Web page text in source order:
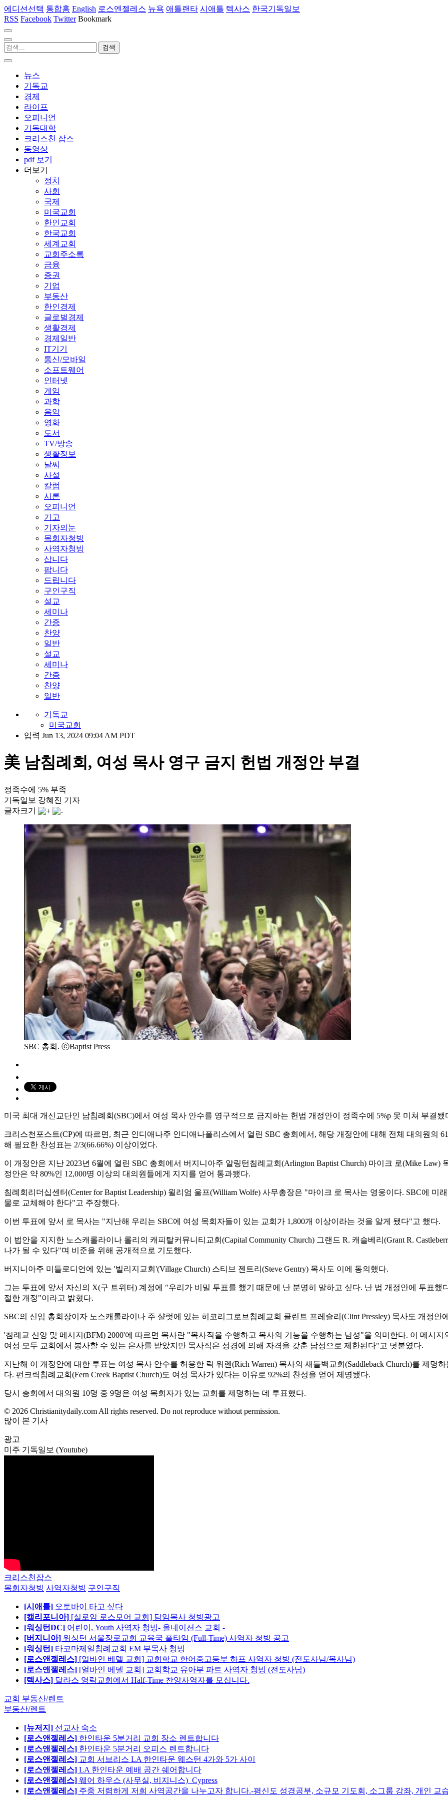
에디션선택 통합홈 English 로스엔젤레스 뉴욕 애틀랜타 시애틀 텍사스 한국기독일보
RSS Facebook Twitter Bookmark
뉴스
기독교
경제
라이프
오피니언
기독대학
크리스천 잡스
동영상
pdf 보기
더보기
정치
사회
국제
미국교회
한인교회
한국교회
세계교회
교회주소록
금융
증권
기업
부동산
한인경제
글로벌경제
생활경제
경제일반
IT기기
통신/모바일
소프트웨어
인터넷
게임
과학
음악
영화
도서
TV/방송
생활정보
날씨
사설
칼럼
시론
오피니언
기고
기자의눈
목회자청빙
사역자청빙
삽니다
팝니다
드립니다
구인구직
설교
세미나
간증
찬양
일반
설교
세미나
간증
찬양
일반
기독교
미국교회
입력 Jun 13, 2024 09:04 AM PDT
美 남침례회, 여성 목사 영구 금지 헌법 개정안 부결
정족수에 5% 부족
기독일보 강혜진 기자
글자크기
SBC 총회. ⓒBaptist Press
미국 최대 개신교단인 남침례회(SBC)에서 여성 목사 안수를 영구적으로 금지하는 헌법 개정안이 정족수에 5%p 못 미쳐 부결
크리스천포스트(CP)에 따르면, 최근 인디애나주 인디애나폴리스에서 열린 SBC 총회에서, 해당 개정안에 대해 전체 대의원의
해 필요한 찬성표는 2/3(66.66%) 이상이었다.
이 개정안은 지난 2023년 6월에 열린 SBC 총회에서 버지니아주 알링턴침례교회(Arlington Baptist Church) 마이크 로(Mike
정안은 약 80%인 12,000명 이상의 대의원들에게 지지를 얻어 통과됐다.
침례회리더십센터(Center for Baptist Leadership) 윌리엄 울프(William Wolfe) 사무총장은 "마이크 로 목사는 영웅이다. SBC에
물로 교체해야 한다"고 주장했다.
이번 투표에 앞서 로 목사는 "지난해 우리는 SBC에 여성 목회자들이 있는 교회가 1,800개 이상이라는 것을 알게 됐다"고 했다.
이 법안을 지지한 노스캐롤라이나 롤리의 캐피탈커뮤니티교회(Capital Community Church) 그랜드 R. 캐슬베리(Grant R.
나가 될 수 있다"며 비준을 위해 공개적으로 기도했다.
버지니아주 미들로디언에 있는 '빌리지교회'(Village Church) 스티브 젠트리(Steve Gentry) 목사도 이에 동의했다.
그는 투표에 앞서 자신의 X(구 트위터) 계정에 "우리가 비밀 투표를 했기 때문에 난 분명히 말하고 싶다. 난 법 개정안에 투표
절한 개정"이라고 밝혔다.
SBC의 신임 총회장이자 노스캐롤라이나 주 샬럿에 있는 히코리그로브침례교회 클린트 프레슬리(Clint Pressley) 목사도 개정안
'침례교 신앙 및 메시지(BFM) 2000'에 따르면 목사란 "목사직을 수행하고 목사의 기능을 수행하는 남성"을 의미한다. 이 메시
여성 모두 교회에서 봉사할 수 있는 은사를 받았지만 목사직은 성경에 의해 자격을 갖춘 남성으로 제한된다"고 덧붙였다.
지난해 이 개정안에 대한 투표는 여성 목사 안수를 허용한 릭 워렌(Rich Warren) 목사의 새들백교회(Saddleback Church)를 제명
다. 펀크릭침례교회(Fern Creek Baptist Church)도 여성 목사가 있다는 이유로 92%의 찬성을 얻어 제명됐다.
당시 총회에서 대의원 10명 중 9명은 여성 목회자가 있는 교회를 제명하는 데 투표했다.
© 2026 Christianitydaily.com All rights reserved. Do not reproduce without permission.
많이 본 기사
광고
미주 기독일보 (Youtube)
크리스천잡스
목회자청빙 사역자청빙 구인구직
[시애틀] 오토바이 타고 싶다
[캘리포니아] [실로암 로스모어 교회] 담임목사 청빙광고
[워싱턴DC] 어린이, Youth 사역자 청빙- 올네이션스 교회 -
[버지니아] 워싱턴 서울장로교회 교육국 풀타임 (Full-Time) 사역자 청빙 공고
[워싱턴] 타코마제일침례교회 EM 부목사 청빙
[로스앤젤레스] [얼바인 베델 교회] 교회학교 한어중고등부 하프 사역자 청빙 (전도사님/목사님)
[로스앤젤레스] [얼바인 베델 교회] 교회학교 유아부 파트 사역자 청빙 (전도사님)
[텍사스] 달라스 영락교회에서 Half-Time 찬양사역자를 모십니다.
교회 부동산/렌트
부동산/렌트
[뉴저지] 선교사 숙소
[로스앤젤레스] 한인타운 5분거리 교회 장소 렌트합니다
[로스앤젤레스] 한인타운 5분거리 오피스 렌트합니다
[로스앤젤레스] 교회 서브리스 LA 한인타운 웨스턴 4가와 5가 사이
[로스앤젤레스] LA 한인타운 예배 공간 쉐어합니다
[로스앤젤레스] 웨어 하우스 (사무실, 비지니스)_Cypress
[로스앤젤레스] 주중 저렴하게 저희 사역공간을 나누고자 합니다.-평신도 성경공부, 소규모 기도회, 소그룹 강좌, 개인 교